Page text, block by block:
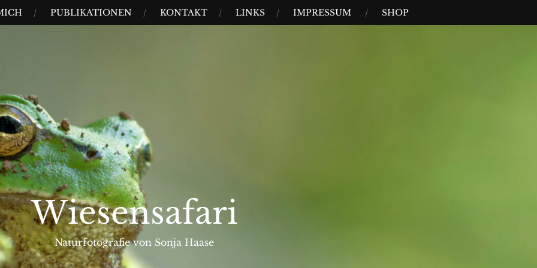
PUBLIKATIONEN KONTAKT LINKS IMPRESSUM SHOP
Wiesensafari
Naturfotografie von Sonja Haase